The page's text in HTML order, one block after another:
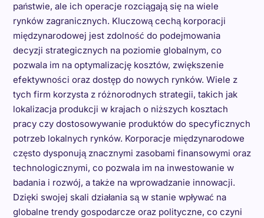
państwie, ale ich operacje rozciągają się na wiele
rynków zagranicznych. Kluczową cechą korporacji
międzynarodowej jest zdolność do podejmowania
decyzji strategicznych na poziomie globalnym, co
pozwala im na optymalizację kosztów, zwiększenie
efektywności oraz dostęp do nowych rynków. Wiele z
tych firm korzysta z różnorodnych strategii, takich jak
lokalizacja produkcji w krajach o niższych kosztach
pracy czy dostosowywanie produktów do specyficznych
potrzeb lokalnych rynków. Korporacje międzynarodowe
często dysponują znacznymi zasobami finansowymi oraz
technologicznymi, co pozwala im na inwestowanie w
badania i rozwój, a także na wprowadzanie innowacji.
Dzięki swojej skali działania są w stanie wpływać na
globalne trendy gospodarcze oraz polityczne, co czyni